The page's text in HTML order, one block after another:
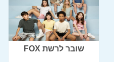
שובר לרשת FOX